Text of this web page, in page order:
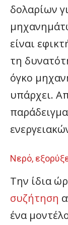
δολαρίων
είναι
τη
όγκο
υπάρχει.
Νερό,
Την ίδια
συζήτηση
ένα